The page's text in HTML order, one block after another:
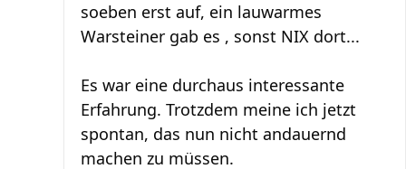
soeben erst auf, ein lauwarmes
Warsteiner gab es , sonst NIX dort...
Es war eine durchaus interessante
Erfahrung. Trotzdem meine ich jetzt
spontan, das nun nicht andauernd
machen zu müssen.